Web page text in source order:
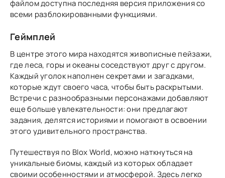
файлом доступна последняя версия приложения со
всеми разблокированными функциями.
Геймплей
В центре этого мира находятся живописные пейзажи,
где леса, горы и океаны соседствуют друг с другом.
Каждый уголок наполнен секретами и загадками,
которые ждут своего часа, чтобы быть раскрытыми.
Встречи с разнообразными персонажами добавляют
еще больше увлекательности: они предлагают
задания, делятся историями и помогают в освоении
этого удивительного пространства.
Путешествуя по Blox World, можно наткнуться на
уникальные биомы, каждый из которых обладает
своими особенностями и атмосферой. Здесь легко